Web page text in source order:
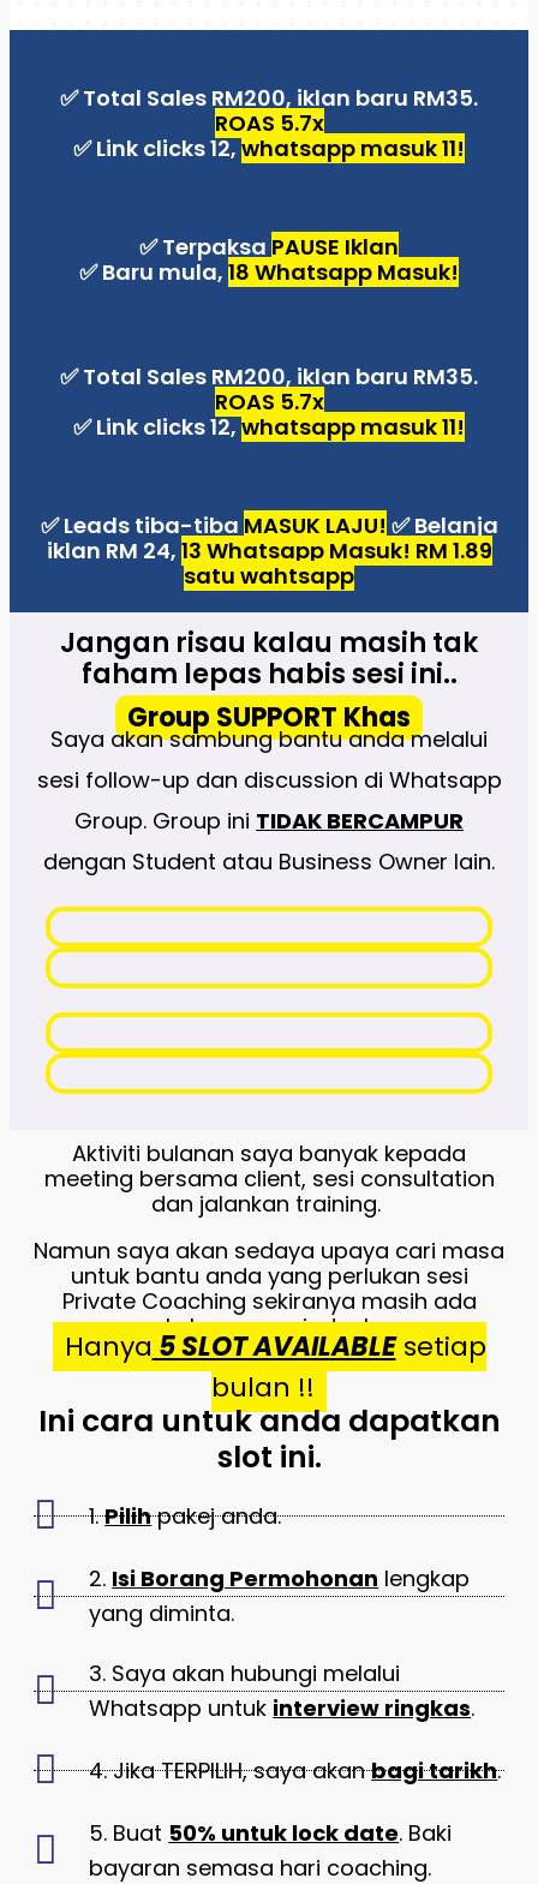
✅ Total Sales RM200, iklan baru RM35.
ROAS 5.7x
✅ Link clicks 12,whatsapp masuk 11!
✅ Terpaksa PAUSE Iklan
✅ Baru mula, 18 Whatsapp Masuk!
✅ Total Sales RM200, iklan baru RM35.
ROAS 5.7x
✅ Link clicks 12,whatsapp masuk 11!
✅ Leads tiba-tiba MASUK LAJU! ✅ Belanja
iklan RM 24, 13 Whatsapp Masuk! RM 1.89
satu wahtsapp
Jangan risau kalau masih tak
faham lepas habis sesi ini..
Group SUPPORT Khas
Saya akan sambung bantu anda melalui
sesi follow-up dan discussion di Whatsapp
Group. Group ini TIDAK BERCAMPUR
dengan Student atau Business Owner lain.
Aktiviti bulanan saya banyak kepada
meeting bersama client, sesi consultation
dan jalankan training.
Namun saya akan sedaya upaya cari masa
untuk bantu anda yang perlukan sesi
Private Coaching sekiranya masih ada
kekosongan jadual.
Hanya 5 SLOT AVAILABLEsetiap
bulan !!
Ini cara untuk anda dapatkan
slot ini.
1.Pilihpakej anda.
2. Isi Borang Permohonan lengkap
yang diminta.
3. Saya akan hubungi melalui
Whatsapp untuk interview ringkas.
4. Jika TERPILIH, saya akanbagi tarikh.
5. Buat 50% untuk lock date. Baki
bayaran semasa hari coaching.